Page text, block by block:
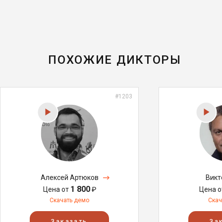
ПОХОЖИЕ ДИКТОРЫ
#1203
Алексей Артюков
Цена от 1 800₽
Скачать демо
Цена